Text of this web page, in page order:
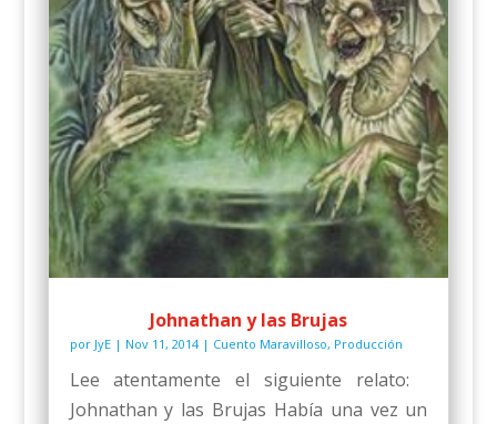
Johnathan y las Brujas
por JyE| Nov 11, 2014| Cuento Maravilloso, Producción
Lee atentamente el siguiente relato:
Johnathan y las Brujas Había una vez un